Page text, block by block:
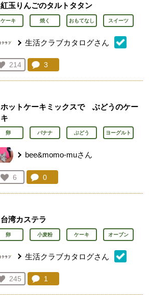
紅玉りんごのタルトタタン
ケーキ 焼く おもてなし スイーツ
生活クラブカタログさん
お気に入り登録：
214
人が登録
コメント：
3
ホットケーキミックスで ぶどうのケー
キ
卵 バナナ ぶどう ヨーグルト
bee&momo-muさん
お気に入り登録：
6
人が登録
コメント：
0
台湾カステラ
卵 小麦粉 ケーキ オーブン
生活クラブカタログさん
お気に入り登録：
245
人が登録
コメント：
1